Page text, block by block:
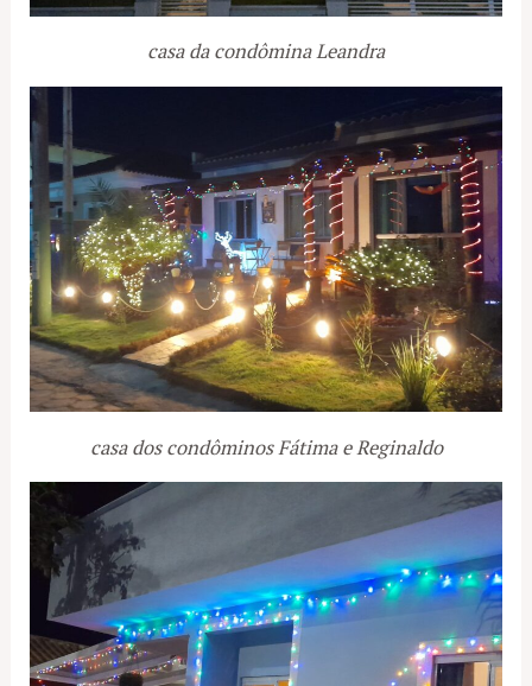
casa da condômina Leandra
casa dos condôminos Fátima e Reginaldo